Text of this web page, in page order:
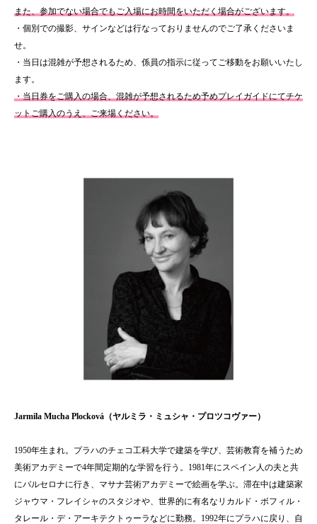
また、参加でない場合でもご入場にお時間をいただく場合がございます。
・個別での撮影、サインなどは行なっておりませんのでご了承くださいま
せ。
・当日は混雑が予想されるため、係員の指示に従ってご移動をお願いいたし
ます。
・当日券をご購入の場合、混雑が予想されるため予めプレイガイドにてチケ
ットご購入のうえ、ご来場ください。
Jarmila Mucha Plocková（ヤルミラ・ミュシャ・プロツコヴァー）
1950年生まれ。プラハのチェコ工科大学で建築を学び、芸術教育を補うため
美術アカデミーで4年間定期的な学習を行う。1981年にスペイン人の夫と共
にバルセロナに行き、マサナ芸術アカデミーで絵画を学ぶ。滞在中は建築家
ジャウマ・フレイシャのスタジオや、世界的に有名なリカルド・ボフィル・
タレール・デ・アーキテクトゥーラなどに勤務。1992年にプラハに戻り、自